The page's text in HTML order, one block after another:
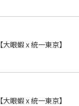
【大眼蝦 x 統一東京】
【大眼蝦 x 統一東京】